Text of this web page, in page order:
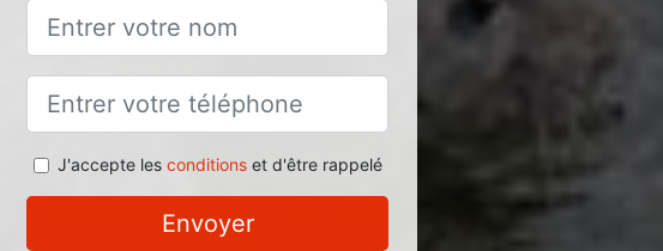
J'accepte les conditionset d'être rappelé
Envoyer